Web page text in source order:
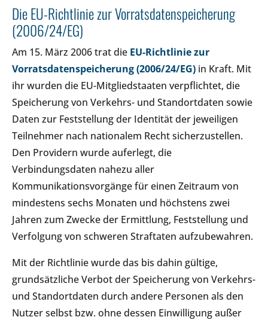
Die EU-Richtlinie zur Vorratsdatenspeicherung
(2006/24/EG)
Am 15. März 2006 trat die EU-Richtlinie zur
Vorratsdatenspeicherung (2006/24/EG) in Kraft. Mit
ihr wurden die EU-Mitgliedstaaten verpflichtet, die
Speicherung von Verkehrs- und Standortdaten sowie
Daten zur Feststellung der Identität der jeweiligen
Teilnehmer nach nationalem Recht sicherzustellen.
Den Providern wurde auferlegt, die
Verbindungsdaten nahezu aller
Kommunikationsvorgänge für einen Zeitraum von
mindestens sechs Monaten und höchstens zwei
Jahren zum Zwecke der Ermittlung, Feststellung und
Verfolgung von schweren Straftaten aufzubewahren.
Mit der Richtlinie wurde das bis dahin gültige,
grundsätzliche Verbot der Speicherung von Verkehrs-
und Standortdaten durch andere Personen als den
Nutzer selbst bzw. ohne dessen Einwilligung außer